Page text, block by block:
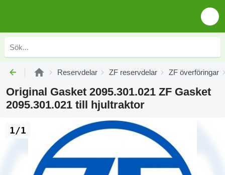
Reservdelar ZF reservdelar ZF överföringar
Original Gasket 2095.301.021 ZF Gasket
2095.301.021 till hjultraktor
1/1